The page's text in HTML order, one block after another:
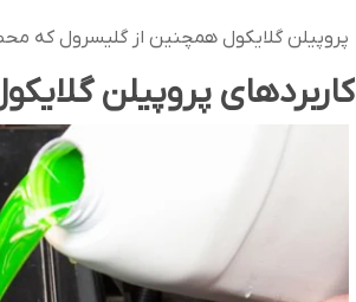
پروپیلن گلایکول همچنین از گلیسرول که
کاربردهای پروپیلن